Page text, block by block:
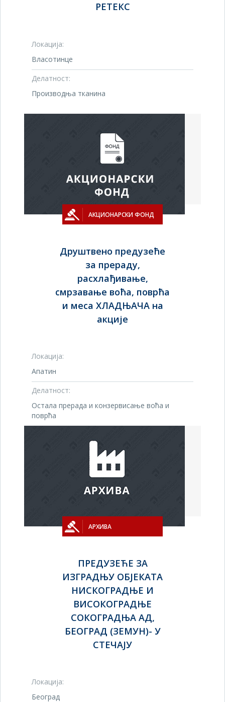
РЕТЕКС
Локација:
Власотинце
Делатност:
Производња тканина
АКЦИОНАРСКИ ФОНД
Друштвено предузеће
за прераду,
расхлађивање,
смрзавање воћа, поврћа
и меса ХЛАДЊАЧА на
акције
Локација:
Апатин
Делатност:
Остала прерада и конзервисање воћа и
поврћа
АРХИВА
ПРЕДУЗЕЋЕ ЗА
ИЗГРАДЊУ ОБЈЕКАТА
НИСКОГРАДЊЕ И
ВИСОКОГРАДЊЕ
СОКОГРАДЊА АД,
БЕОГРАД (ЗЕМУН)- У
СТЕЧАЈУ
Локација:
Београд